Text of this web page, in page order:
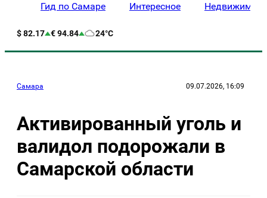
Гид по Самаре Интересное
$ 82.17 € 94.84 24°C
Самара 09.07.2026, 16:09
Активированный уголь и
валидол подорожали в
Самарской области